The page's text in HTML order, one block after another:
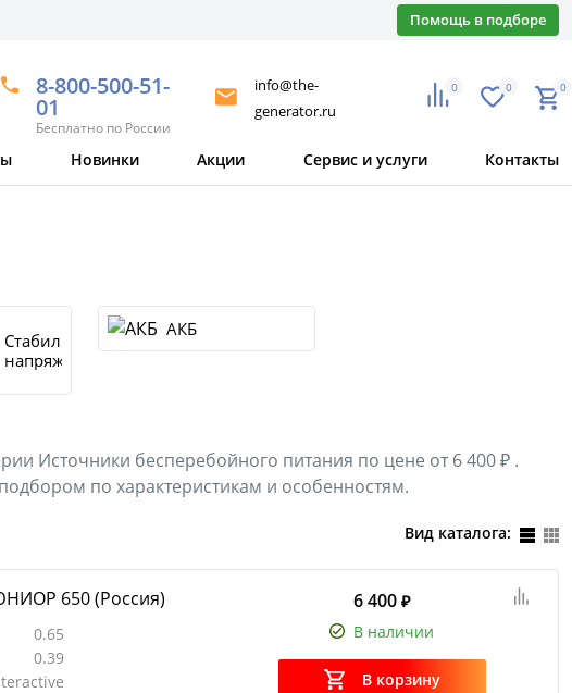
Помощь в подборе
8-800-500-51-
01
Бесплатно по России
info@the-
generator.ru
0 0 0
Новинки Акции Сервис и услуги Контакты
Стабилизаторы
напряжения
АКБ
Источники бесперебойного питания по цене от 6 400 ₽ .
по характеристикам и особенностям.
Вид каталога:
650 (Россия)
0.65
0.39
6 400₽
В наличии
В корзину